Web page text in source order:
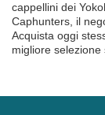
cappellini dei
Caphunters, il
Acquista oggi
migliore selezione